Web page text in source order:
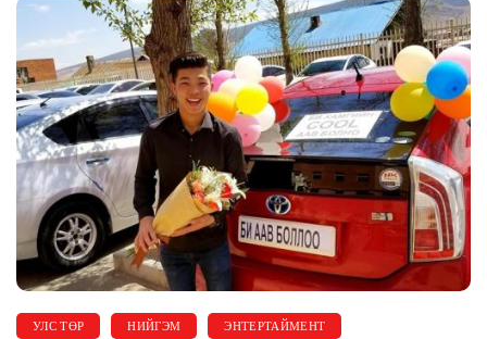
УЛС ТӨР НИЙГЭМ ЭНТЕРТАЙМЕНТ